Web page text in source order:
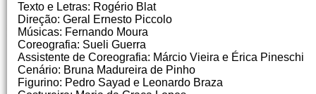
Texto e Letras: Rogério Blat
Direção: Geral Ernesto Piccolo
Músicas: Fernando Moura
Coreografia: Sueli Guerra
Assistente de Coreografia: Márcio Vieira e Érica Pineschi
Cenário: Bruna Madureira de Pinho
Figurino: Pedro Sayad e Leonardo Braza